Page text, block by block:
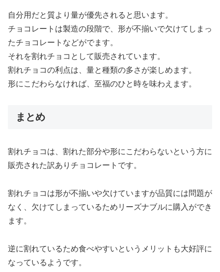
自分用だと質より量が優先されると思います。
チョコレートは製造の段階で、形が不揃いで欠けてしまっ
たチョコレートなどがでます。
それを割れチョコとして販売されています。
割れチョコの利点は、量と種類の多さが楽しめます。
形にこだわらなければ、至福のひと時を味わえます。
まとめ
割れチョコは、割れた部分や形にこだわらないという方に
販売された訳ありチョコレートです。
割れチョコは形が不揃いや欠けていますが品質には問題が
なく、欠けてしまっているためリーズナブルに購入ができ
ます。
逆に割れているため食べやすいというメリットも大好評に
なっているようです。